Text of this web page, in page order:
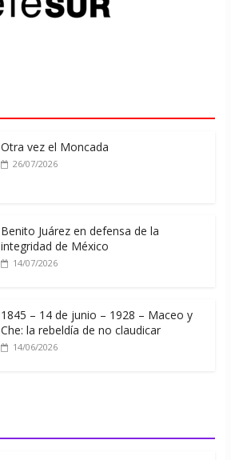
Otra vez el Moncada
26/07/2026
Benito Juárez en defensa de la
integridad de México
14/07/2026
1845 – 14 de junio – 1928 – Maceo y
Che: la rebeldía de no claudicar
14/06/2026